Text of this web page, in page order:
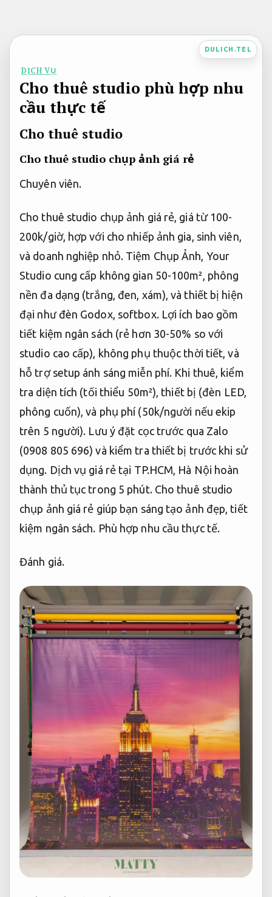
nội
dung
DULICH.TEL
DỊCH VỤ
Cho thuê studio phù hợp nhu
cầu thực tế
Cho thuê studio
Cho thuê studio chụp ảnh giá rẻ
Chuyên viên.
Cho thuê studio chụp ảnh giá rẻ, giá từ 100-
200k/giờ, hợp với cho nhiếp ảnh gia, sinh viên,
và doanh nghiệp nhỏ. Tiệm Chụp Ảnh, Your
Studio cung cấp không gian 50-100m², phông
nền đa dạng (trắng, đen, xám), và thiết bị hiện
đại như đèn Godox, softbox. Lợi ích bao gồm
tiết kiệm ngân sách (rẻ hơn 30-50% so với
studio cao cấp), không phụ thuộc thời tiết, và
hỗ trợ setup ánh sáng miễn phí. Khi thuê, kiểm
tra diện tích (tối thiểu 50m²), thiết bị (đèn LED,
phông cuốn), và phụ phí (50k/người nếu ekip
trên 5 người). Lưu ý đặt cọc trước qua Zalo
(0908 805 696) và kiểm tra thiết bị trước khi sử
dụng. Dịch vụ giá rẻ tại TP.HCM, Hà Nội hoàn
thành thủ tục trong 5 phút. Cho thuê studio
chụp ảnh giá rẻ giúp bạn sáng tạo ảnh đẹp, tiết
kiệm ngân sách. Phù hợp nhu cầu thực tế.
Đánh giá.